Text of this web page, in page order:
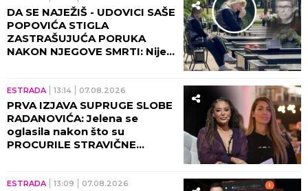
DA SE NAJEŽIŠ - UDOVICI SAŠE
POPOVIĆA STIGLA
ZASTRAŠUJUĆA PORUKA
NAKON NJEGOVE SMRTI: Nije
ESTRADA 13:14 07.08.2026
PRVA IZJAVA SUPRUGE SLOBE
RADANOVIĆA: Jelena se
oglasila nakon što su
PROCURILE STRAVIČNE
ESTRADA 13:09 07.08.2026